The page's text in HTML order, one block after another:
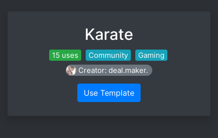
Karate
15 uses Community
Gaming
Creator: deal.maker.
Use Template